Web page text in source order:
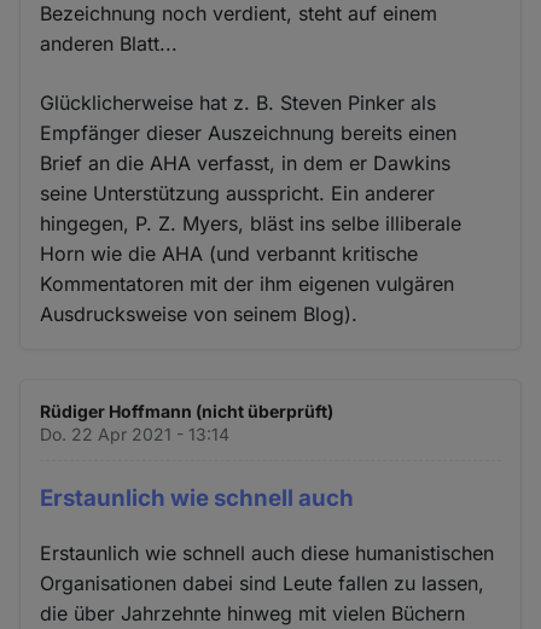
Bezeichnung noch verdient, steht auf einem
anderen Blatt...
Glücklicherweise hat z. B. Steven Pinker als
Empfänger dieser Auszeichnung bereits einen
Brief an die AHA verfasst, in dem er Dawkins
seine Unterstützung ausspricht. Ein anderer
hingegen, P. Z. Myers, bläst ins selbe illiberale
Horn wie die AHA (und verbannt kritische
Kommentatoren mit der ihm eigenen vulgären
Ausdrucksweise von seinem Blog).
Rüdiger Hoffmann (nicht überprüft)
Do. 22 Apr 2021 - 13:14
Erstaunlich wie schnell auch
Erstaunlich wie schnell auch diese humanistischen
Organisationen dabei sind Leute fallen zu lassen,
die über Jahrzehnte hinweg mit vielen Büchern